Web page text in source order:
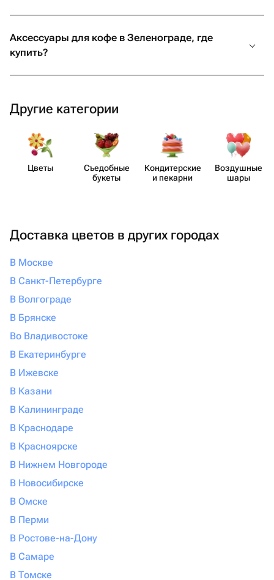
Аксессуары для кофе в Зеленограде, где
купить?
Другие категории
Цветы
Съедобные
букеты
Кондит​ерские
и пекарни
Воздушные
шары
Доставка цветов в других городах
В Москве
В Санкт-Петербурге
В Волгограде
В Брянске
Во Владивостоке
В Екатеринбурге
В Ижевске
В Казани
В Калининграде
В Краснодаре
В Красноярске
В Нижнем Новгороде
В Новосибирске
В Омске
В Перми
В Ростове-на-Дону
В Самаре
В Томске